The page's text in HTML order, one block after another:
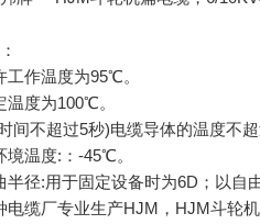
工作温度为95℃。
温度为100℃。
间不超过5秒)电缆导体的温度不超
境温度:：-45℃。
半径:用于固定设备时为6D；以自
电缆厂专业生产HJM，HJM斗轮